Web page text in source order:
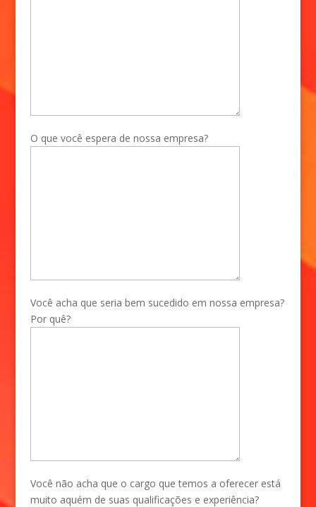
O que você espera de nossa empresa?
Você acha que seria bem sucedido em nossa empresa?
Por quê?
Você não acha que o cargo que temos a oferecer está
muito aquém de suas qualificações e experiência?